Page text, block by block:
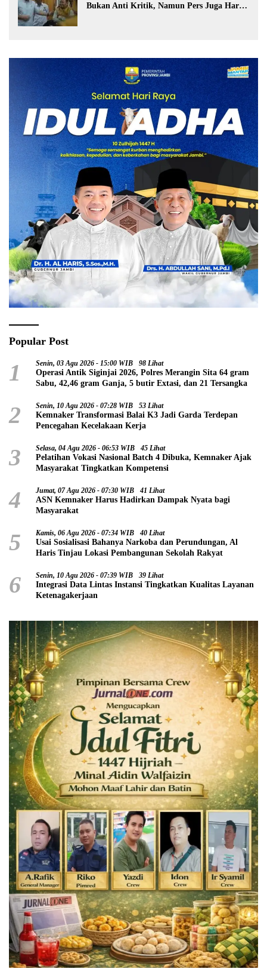
Bukan Anti Kritik, Namun Pers Juga Harus
Popular Post
1 Senin, 03 Agu 2026 - 15:00 WIB 98 Lihat
Operasi Antik Siginjai 2026, Polres Merangin Sita 64 gram
Sabu, 42,46 gram Ganja, 5 butir Extasi, dan 21 Tersangka
2 Senin, 10 Agu 2026 - 07:28 WIB 53 Lihat
Kemnaker Transformasi Balai K3 Jadi Garda Terdepan
Pencegahan Kecelakaan Kerja
3 Selasa, 04 Agu 2026 - 06:53 WIB 45 Lihat
Pelatihan Vokasi Nasional Batch 4 Dibuka, Kemnaker Ajak
Masyarakat Tingkatkan Kompetensi
4 Jumat, 07 Agu 2026 - 07:30 WIB 41 Lihat
ASN Kemnaker Harus Hadirkan Dampak Nyata bagi
Masyarakat
5 Kamis, 06 Agu 2026 - 07:34 WIB 40 Lihat
Usai Sosialisasi Bahanya Narkoba dan Perundungan, Al
Haris Tinjau Lokasi Pembangunan Sekolah Rakyat
6 Senin, 10 Agu 2026 - 07:39 WIB 39 Lihat
Integrasi Data Lintas Instansi Tingkatkan Kualitas Layanan
Ketenagakerjaan